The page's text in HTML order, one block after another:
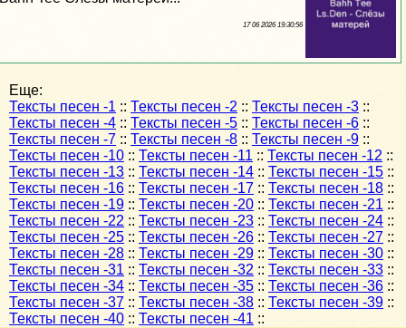
17 06 2026 19:30:56
Еще:
Тексты песен -1 :: Тексты песен -2 :: Тексты песен -3 ::
Тексты песен -4 :: Тексты песен -5 :: Тексты песен -6 ::
Тексты песен -7 :: Тексты песен -8 :: Тексты песен -9 ::
Тексты песен -10 :: Тексты песен -11 :: Тексты песен -12 ::
Тексты песен -13 :: Тексты песен -14 :: Тексты песен -15 ::
Тексты песен -16 :: Тексты песен -17 :: Тексты песен -18 ::
Тексты песен -19 :: Тексты песен -20 :: Тексты песен -21 ::
Тексты песен -22 :: Тексты песен -23 :: Тексты песен -24 ::
Тексты песен -25 :: Тексты песен -26 :: Тексты песен -27 ::
Тексты песен -28 :: Тексты песен -29 :: Тексты песен -30 ::
Тексты песен -31 :: Тексты песен -32 :: Тексты песен -33 ::
Тексты песен -34 :: Тексты песен -35 :: Тексты песен -36 ::
Тексты песен -37 :: Тексты песен -38 :: Тексты песен -39 ::
Тексты песен -40 :: Тексты песен -41 ::